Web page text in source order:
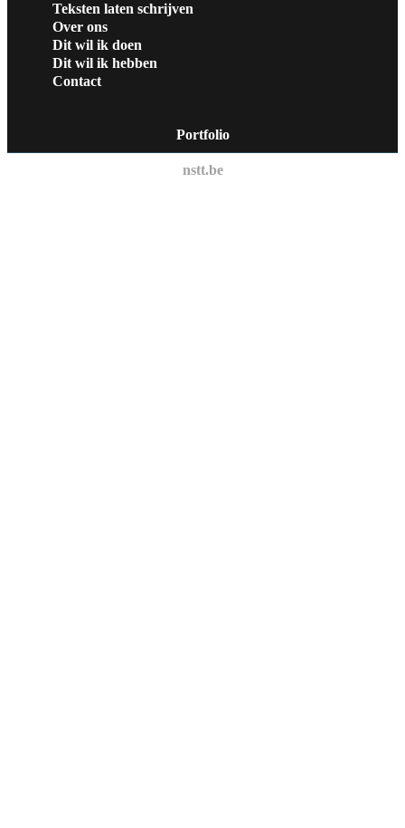
Teksten laten schrijven
Over ons
Dit wil ik doen
Dit wil ik hebben
Contact
Portfolio
nstt.be